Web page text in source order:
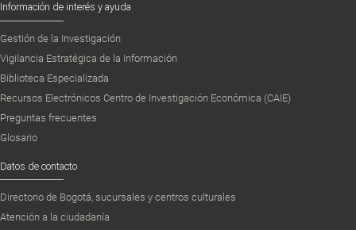
Información de interés y ayuda
Gestión de la Investigación
Vigilancia Estratégica de la Información
Biblioteca Especializada
Recursos Electrónicos Centro de Investigación Económica (CAIE)
Preguntas frecuentes
Glosario
Datos de contacto
Directorio de Bogotá, sucursales y centros culturales
Atención a la ciudadanía